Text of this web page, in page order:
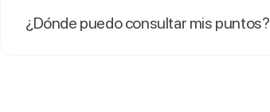
¿Dónde puedo consultar mis puntos?